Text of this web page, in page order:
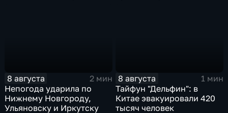
8 августа
2 мин
Непогода ударила по
Нижнему Новгороду,
Ульяновску и Иркутску
8 августа
1 мин
Тайфун "Дельфин": в
Китае эвакуировали 420
тысяч человек